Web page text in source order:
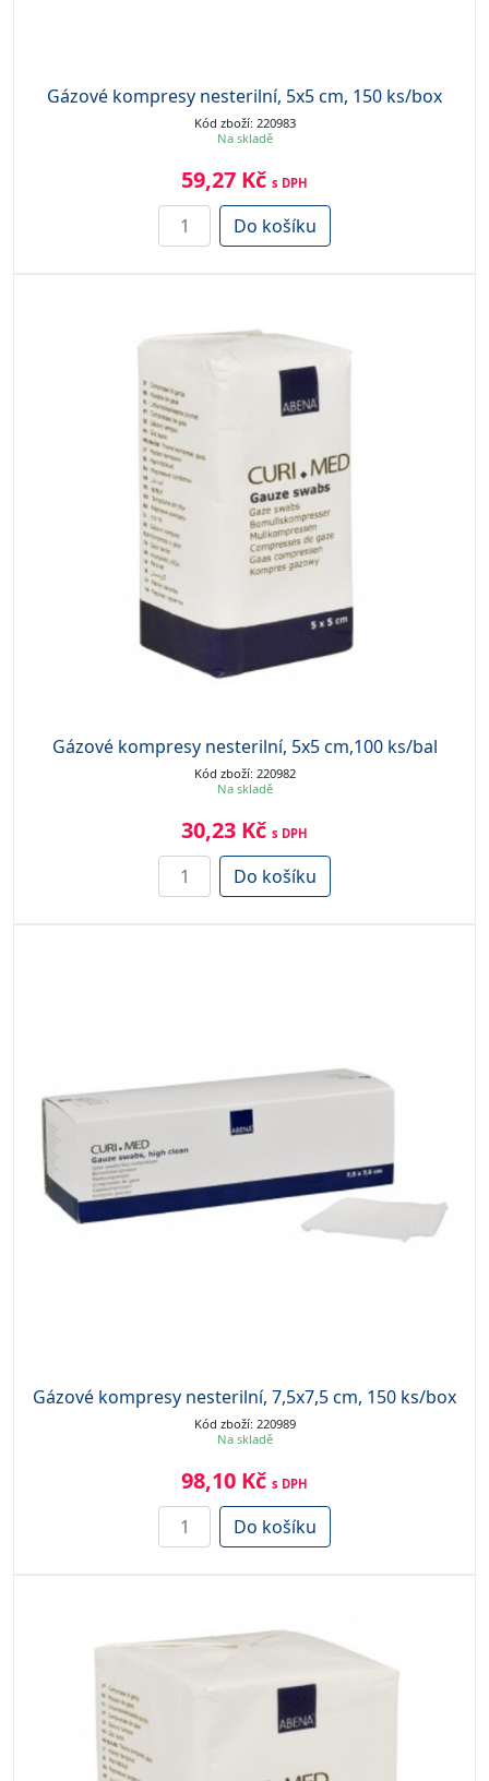
Gázové kompresy nesterilní, 5x5 cm, 150 ks/box
Kód zboží: 220983
Na skladě
59,27 Kč s DPH
Do košíku
Gázové kompresy nesterilní, 5x5 cm,100 ks/bal
Kód zboží: 220982
Na skladě
30,23 Kč s DPH
Do košíku
Gázové kompresy nesterilní, 7,5x7,5 cm, 150 ks/box
Kód zboží: 220989
Na skladě
98,10 Kč s DPH
Do košíku